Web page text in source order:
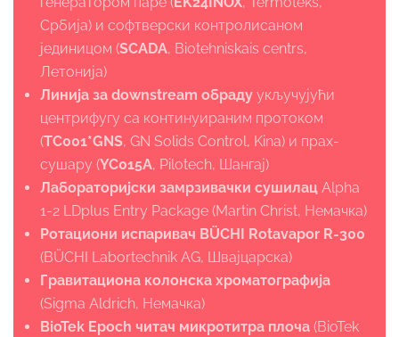
Србија) и софтверски контролисаном
јединицом (SCADA, Biotehniskais centrs,
Летонија)
Линија за downstream обраду укључујући
центрифугу са континуираним протоком
(TC001*GNS, GN Solids Control, Kina) и прах-
сушару (YC015A, Pilotech, Шангај)
Лабораторијски замрзивачки сушилац Alpha
1-2 LDplus Entry Package (Martin Christ, Немачка)
Ротациони испаривач BÜCHI Rotavapor R-300
(BÜCHI Labortechnik AG, Швајцарска)
Гравитациона колонска хроматографија
(Sigma Aldrich, Немачка)
BioTek Epoch читач микротитрa плоча (BioTek